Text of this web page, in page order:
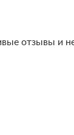
отзывы и